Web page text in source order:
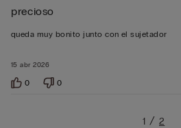
de
5
5
15 abr 2026
precioso
queda muy bonito junto con el sujetador
0 0
1 2